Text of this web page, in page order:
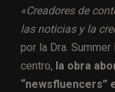
«Creadores de
las noticias y la
por la Dra.
centro, la obra
“newsfluencers”